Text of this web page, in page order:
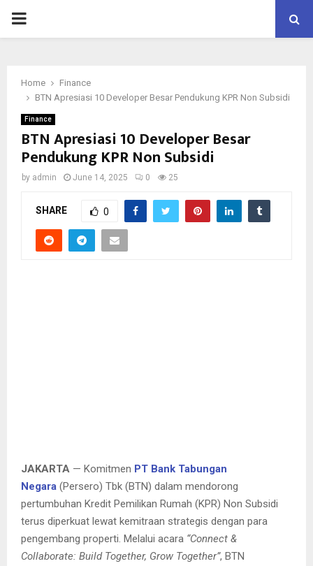
P
M
Home
Finance
BTN Apresiasi 10 Developer Besar Pendukung KPR Non Subsidi
Finance
BTN Apresiasi 10 Developer Besar
Pendukung KPR Non Subsidi
by admin June 14, 2025 0 25
SHARE 0
JAKARTA — Komitmen PT Bank Tabungan
Negara (Persero) Tbk (BTN) dalam mendorong
pertumbuhan Kredit Pemilikan Rumah (KPR) Non Subsidi
terus diperkuat lewat kemitraan strategis dengan para
pengembang properti. Melalui acara “Connect &
Collaborate: Build Together, Grow Together”, BTN